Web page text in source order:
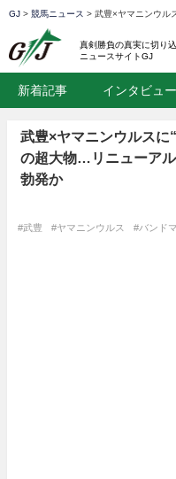
GJ > 競馬ニュース > 武豊×ヤマニンウル
真剣勝負の真実に切り
ニュースサイトGJ
新着記事 インタビュー
武豊×ヤマニンウルスに
の超大物…リニューアル
勃発か
#武豊 #ヤマニンウルス #バンド